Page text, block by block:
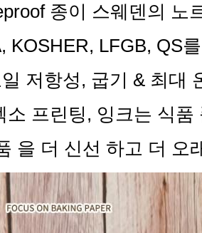
종이 스웨덴의 노
KOSHER, LFGB, QS
저항성, 굽기 & 최대
소 프린팅, 잉크는 식품
을 더 신선 하고 더 오